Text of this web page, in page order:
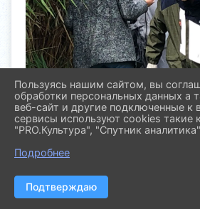
Пользуясь нашим сайтом, вы
обработки персональных данных а
веб-сайт и другие подключенные к
сервисы используют cookies такие
"PRO.Культура", "Спутник
Подробнее
Подтверждаю